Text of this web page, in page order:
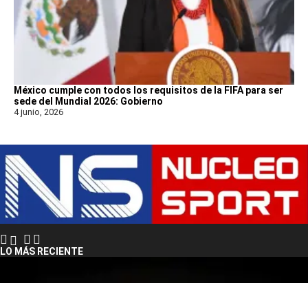
México cumple con todos los requisitos de la FIFA para ser
sede del Mundial 2026: Gobierno
4 junio, 2026
LO MÁS RECIENTE